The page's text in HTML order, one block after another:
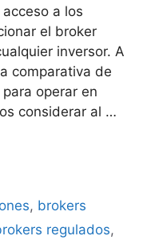
a los
el broker
inversor. A
comparativa de
operar en
considerar al …
, brokers
regulados,